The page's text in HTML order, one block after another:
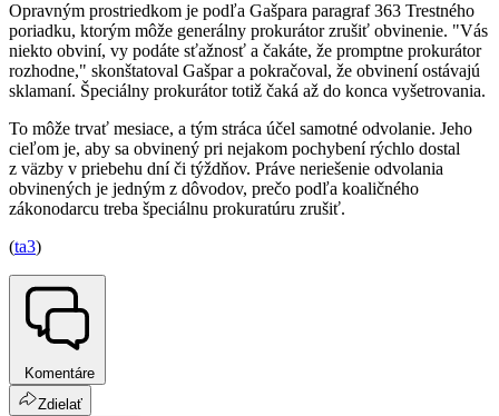
Opravným prostriedkom je podľa Gašpara paragraf 363 Trestného
poriadku, ktorým môže generálny prokurátor zrušiť obvinenie. "Vás
niekto obviní, vy podáte sťažnosť a čakáte, že promptne prokurátor
rozhodne," skonštatoval Gašpar a pokračoval, že obvinení ostávajú
sklamaní. Špeciálny prokurátor totiž čaká až do konca vyšetrovania.
To môže trvať mesiace, a tým stráca účel samotné odvolanie. Jeho
cieľom je, aby sa obvinený pri nejakom pochybení rýchlo dostal
z väzby v priebehu dní či týždňov. Práve neriešenie odvolania
obvinených je jedným z dôvodov, prečo podľa koaličného
zákonodarcu treba špeciálnu prokuratúru zrušiť.
(ta3)
Komentáre
Zdielať